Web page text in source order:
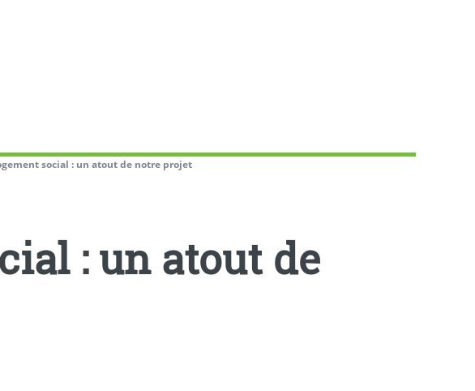
social : un atout de notre projet
: un atout de